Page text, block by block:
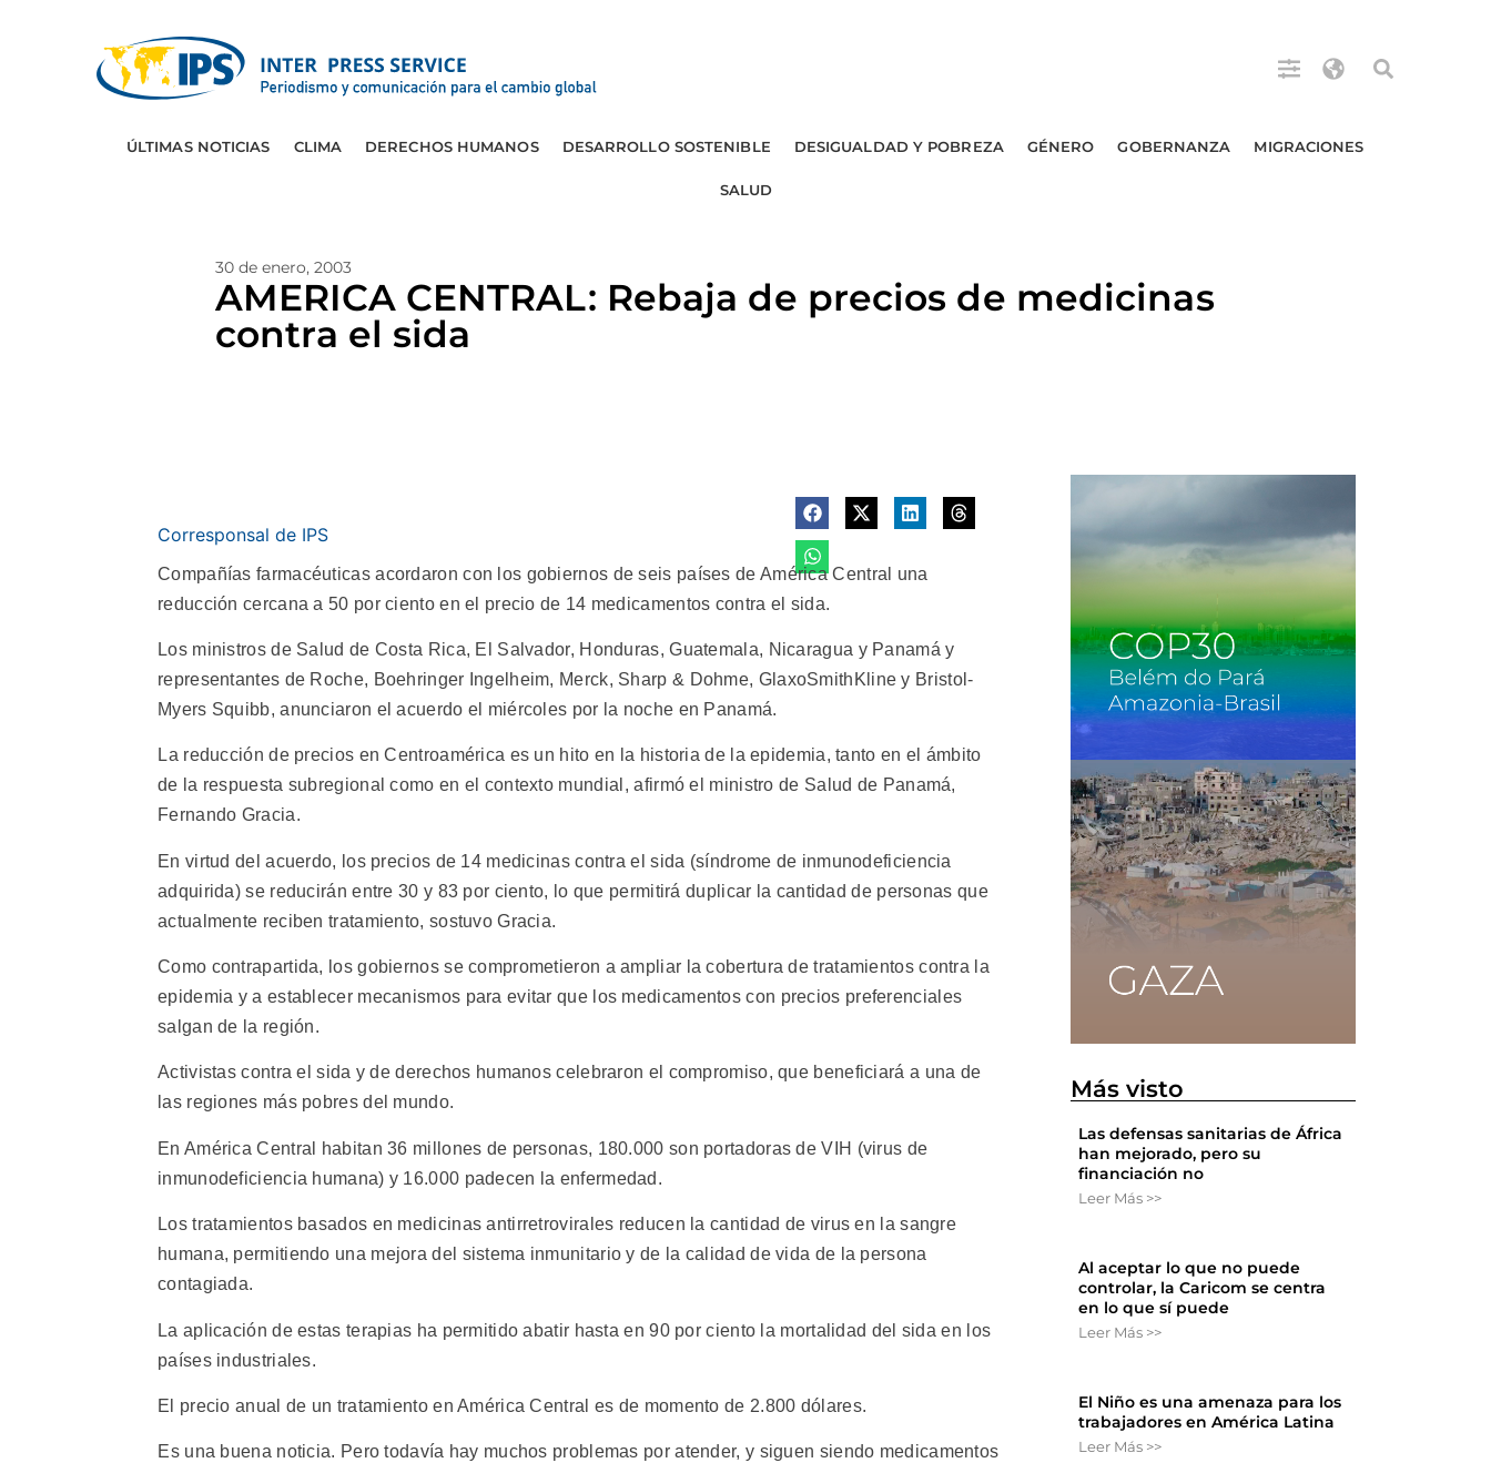
ÚLTIMAS NOTICIAS CLIMA DERECHOS HUMANOS DESARROLLO SOSTENIBLE DESIGUALDAD Y POBREZA GÉNERO GOBERNANZA MIGRACIONES
SALUD
30 de enero, 2003
AMERICA CENTRAL: Rebaja de precios de medicinas
contra el sida
Corresponsal de IPS
Compañías farmacéuticas acordaron con los gobiernos de seis países de América Central una
reducción cercana a 50 por ciento en el precio de 14 medicamentos contra el sida.
Los ministros de Salud de Costa Rica, El Salvador, Honduras, Guatemala, Nicaragua y Panamá y
representantes de Roche, Boehringer Ingelheim, Merck, Sharp & Dohme, GlaxoSmithKline y Bristol-
Myers Squibb, anunciaron el acuerdo el miércoles por la noche en Panamá.
La reducción de precios en Centroamérica es un hito en la historia de la epidemia, tanto en el ámbito
de la respuesta subregional como en el contexto mundial, afirmó el ministro de Salud de Panamá,
Fernando Gracia.
En virtud del acuerdo, los precios de 14 medicinas contra el sida (síndrome de inmunodeficiencia
adquirida) se reducirán entre 30 y 83 por ciento, lo que permitirá duplicar la cantidad de personas que
actualmente reciben tratamiento, sostuvo Gracia.
Como contrapartida, los gobiernos se comprometieron a ampliar la cobertura de tratamientos contra la
epidemia y a establecer mecanismos para evitar que los medicamentos con precios preferenciales
salgan de la región.
Activistas contra el sida y de derechos humanos celebraron el compromiso, que beneficiará a una de
las regiones más pobres del mundo.
En América Central habitan 36 millones de personas, 180.000 son portadoras de VIH (virus de
inmunodeficiencia humana) y 16.000 padecen la enfermedad.
Los tratamientos basados en medicinas antirretrovirales reducen la cantidad de virus en la sangre
humana, permitiendo una mejora del sistema inmunitario y de la calidad de vida de la persona
contagiada.
La aplicación de estas terapias ha permitido abatir hasta en 90 por ciento la mortalidad del sida en los
países industriales.
El precio anual de un tratamiento en América Central es de momento de 2.800 dólares.
Es una buena noticia. Pero todavía hay muchos problemas por atender, y siguen siendo medicamentos
Más visto
Las defensas sanitarias de África
han mejorado, pero su
financiación no
Leer Más >>
Al aceptar lo que no puede
controlar, la Caricom se centra
en lo que sí puede
Leer Más >>
El Niño es una amenaza para los
trabajadores en América Latina
Leer Más >>